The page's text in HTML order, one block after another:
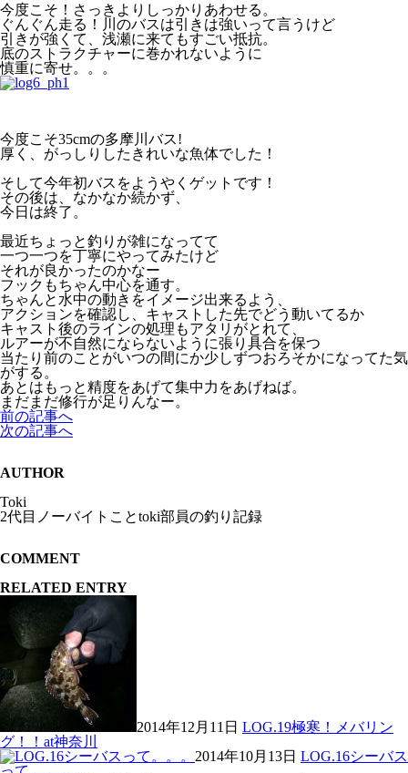
今度こそ！さっきよりしっかりあわせる。
ぐんぐん走る！川のバスは引きは強いって言うけど
引きが強くて、浅瀬に来てもすごい抵抗。
底のストラクチャーに巻かれないように
慎重に寄せ。。。
今度こそ35cmの多摩川バス!
厚く、がっしりしたきれいな魚体でした！
そして今年初バスをようやくゲットです！
その後は、なかなか続かず、
今日は終了。
最近ちょっと釣りが雑になってて
一つ一つを丁寧にやってみたけど
それが良かったのかなー
フックもちゃん中心を通す。
ちゃんと水中の動きをイメージ出来るよう、
アクションを確認し、キャストした先でどう動いてるか
キャスト後のラインの処理もアタリがとれて、
ルアーが不自然にならないように張り具合を保つ
当たり前のことがいつの間にか少しずつおろそかになってた気
がする。
あとはもっと精度をあげて集中力をあげねば。
まだまだ修行が足りんなー。
前の記事へ
次の記事へ
AUTHOR
Toki
2代目ノーバイトことtoki部員の釣り記録
COMMENT
RELATED ENTRY
2014年12月11日 LOG.19極寒！メバリン
グ！！at神奈川
2014年10月13日 LOG.16シーバス